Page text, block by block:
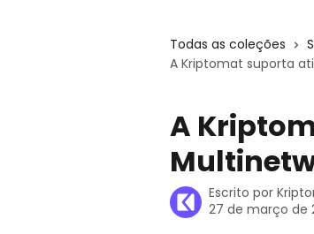
Todas as coleções
A Kriptomat suporta
A
Escrito por
27 de março de